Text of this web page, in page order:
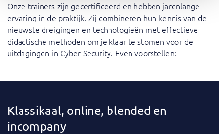
Onze trainers zijn gecertificeerd en hebben jarenlange
ervaring in de praktijk. Zij combineren hun kennis van de
nieuwste dreigingen en technologieën met effectieve
didactische methoden om je klaar te stomen voor de
uitdagingen in Cyber Security. Even voorstellen:
Klassikaal, online, blended en
incompany